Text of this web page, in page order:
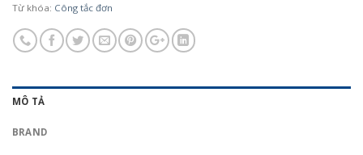
Từ khóa: Công tắc đơn
MÔ TẢ
BRAND